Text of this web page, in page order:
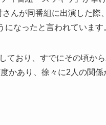
んが同番組に出演した際
なったと言われています
ており、すでにその頃か
かあり、徐々に2人の関係